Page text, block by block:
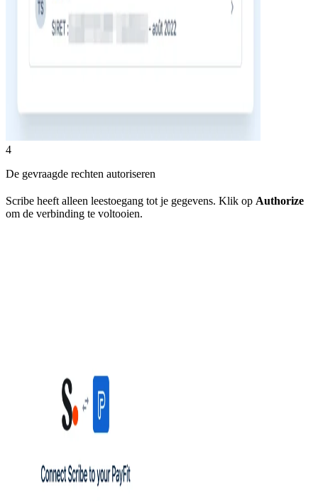
4
De gevraagde rechten autoriseren
Scribe heeft alleen leestoegang tot je gegevens. Klik op Authorize
om de verbinding te voltooien.